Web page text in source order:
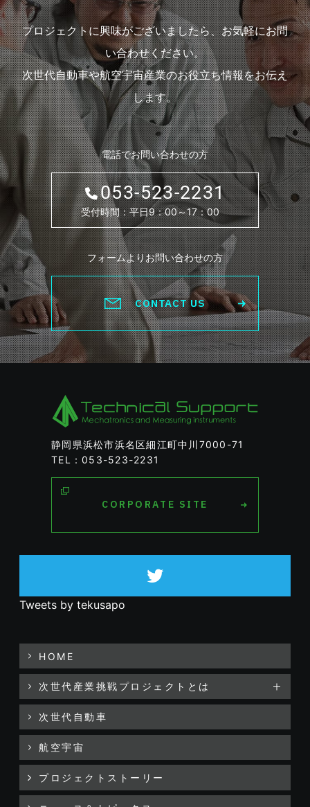
プロジェクトに興味がございましたら、お気軽にお問
い合わせください。
次世代自動車や航空宇宙産業のお役立ち情報をお伝え
します。
電話でお問い合わせの方
053-523-2231
受付時間：平日9：00～17：00
フォームよりお問い合わせの方
CONTACT US
静岡県浜松市浜名区細江町中川7000-71
TEL：053-523-2231
CORPORATE SITE
HOME
次世代産業挑戦プロジェクトとは
次世代自動車
航空宇宙
プロジェクトストーリー
Tweets by tekusapo